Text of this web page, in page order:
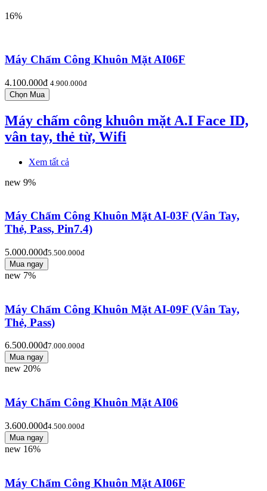
16%
Máy Chấm Công Khuôn Mặt AI06F
4.100.000đ 4.900.000đ
Máy chấm công khuôn mặt A.I Face ID,
vân tay, thẻ từ, Wifi
Xem tất cả
new 9%
Máy Chấm Công Khuôn Mặt AI-03F (Vân Tay,
Thẻ, Pass, Pin7.4)
5.000.000đ5.500.000đ
new 7%
Máy Chấm Công Khuôn Mặt AI-09F (Vân Tay,
Thẻ, Pass)
6.500.000đ7.000.000đ
new 20%
Máy Chấm Công Khuôn Mặt AI06
3.600.000đ4.500.000đ
new 16%
Máy Chấm Công Khuôn Mặt AI06F